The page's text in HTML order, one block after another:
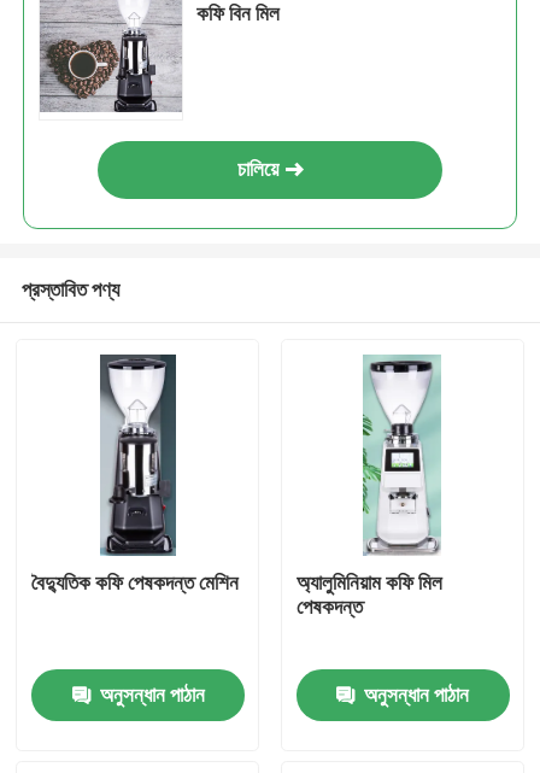
কফি বিন মিল
চালিয়ে
প্রস্তাবিত পণ্য
বৈদ্যুতিক কফি পেষকদন্ত মেশিন
অনুসন্ধান পাঠান
অ্যালুমিনিয়াম কফি মিল
পেষকদন্ত
অনুসন্ধান পাঠান